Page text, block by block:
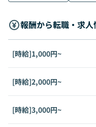
報酬から転職・求
[時給]1,000円~
[時給]2,000円~
[時給]3,000円~